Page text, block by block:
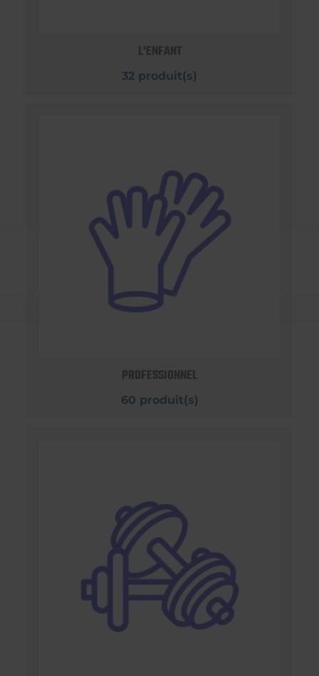
L'ENFANT
32 produit(s)
PROFESSIONNEL
60 produit(s)